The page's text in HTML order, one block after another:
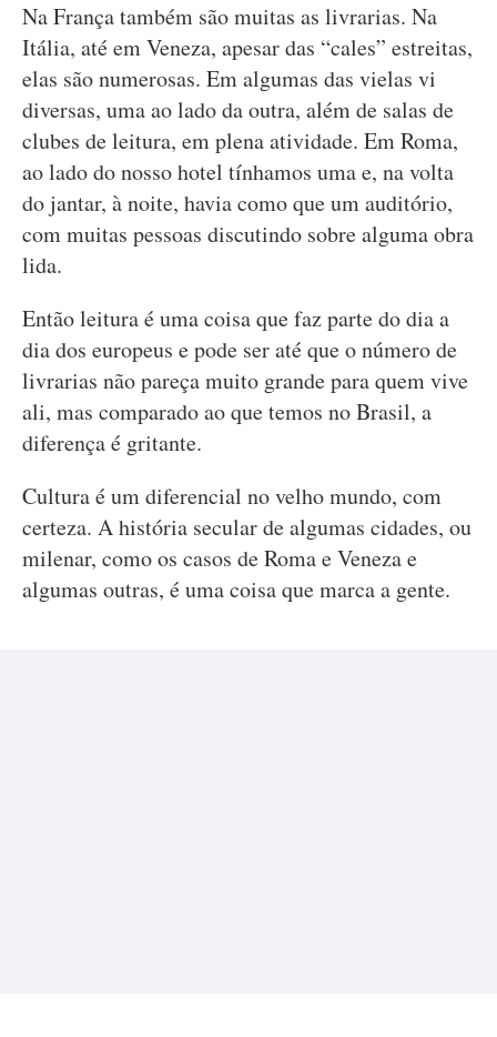
Na França também são muitas as livrarias. Na
Itália, até em Veneza, apesar das “cales” estreitas,
elas são numerosas. Em algumas das vielas vi
diversas, uma ao lado da outra, além de salas de
clubes de leitura, em plena atividade. Em Roma,
ao lado do nosso hotel tínhamos uma e, na volta
do jantar, à noite, havia como que um auditório,
com muitas pessoas discutindo sobre alguma obra
lida.
Então leitura é uma coisa que faz parte do dia a
dia dos europeus e pode ser até que o número de
livrarias não pareça muito grande para quem vive
ali, mas comparado ao que temos no Brasil, a
diferença é gritante.
Cultura é um diferencial no velho mundo, com
certeza. A história secular de algumas cidades, ou
milenar, como os casos de Roma e Veneza e
algumas outras, é uma coisa que marca a gente.